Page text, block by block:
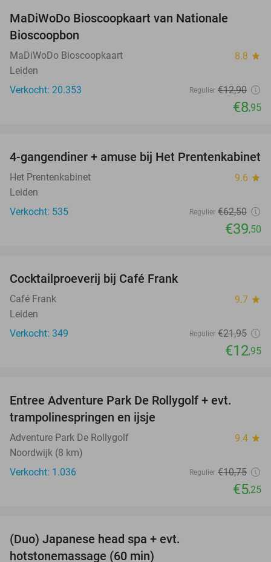
MaDiWoDo Bioscoopkaart van Nationale
Bioscoopbon
MaDiWoDo Bioscoopkaart 8.8 star
Leiden
Verkocht: 20.353
Regulier €12,90
€8,95
37%
4-gangendiner + amuse bij Het Prentenkabinet
Het Prentenkabinet 9.6 star
Leiden
Verkocht: 535
Regulier €62,50
€39,50
Cocktailproeverij bij Café Frank
Café Frank 9.7 star
Leiden
Verkocht: 349
Regulier €21,95
€12,95
Entree Adventure Park De Rollygolf + evt.
trampolinespringen en ijsje
Adventure Park De Rollygolf 9.4 star
Noordwijk (8 km)
Verkocht: 1.036
Regulier €10,75
€5,25
(Duo) Japanese head spa + evt.
hotstonemassage (60 min)